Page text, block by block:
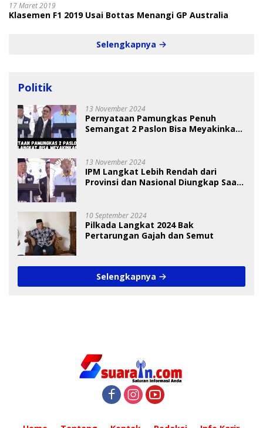
17 Maret 2019
Klasemen F1 2019 Usai Bottas Menangi GP Australia
Selengkapnya
Politik
13 November 2024
Pernyataan Pamungkas Penuh
Semangat 2 Paslon Bisa Meyakinkan
13 November 2024
IPM Langkat Lebih Rendah dari
Provinsi dan Nasional Diungkap Saat
10 September 2024
Pilkada Langkat 2024 Bak
Pertarungan Gajah dan Semut
Selengkapnya